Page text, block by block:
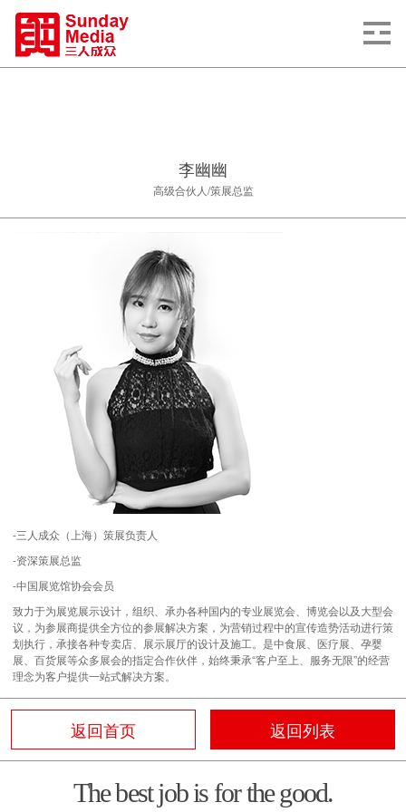
李幽幽
高级合伙人/策展总监
-三人成众（ 上海）策展负责人
-资深策展总监
-中国展览馆协会会员
致力于为展览展示设计，组织、承办各种国内的专业展览会、博览会以及大型会
议，为参展商提供全方位的参展解决方案，为营销过程中的宣传造势活动进行策
划执行，承接各种专卖店、展示展厅的设计及施工。是中食展、医疗展、孕婴
展、百货展等众多展会的指定合作伙伴，始终秉承“客户至上、服务无限”的经营
理念为客户提供一站式解决方案。
返回首页 返回列表
The best job is for the good.